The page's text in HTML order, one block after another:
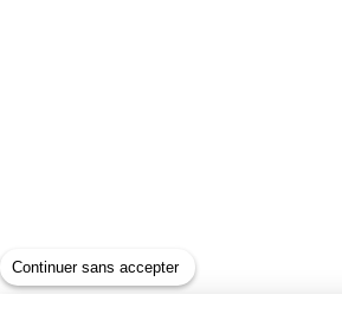
Continuer sans accepter